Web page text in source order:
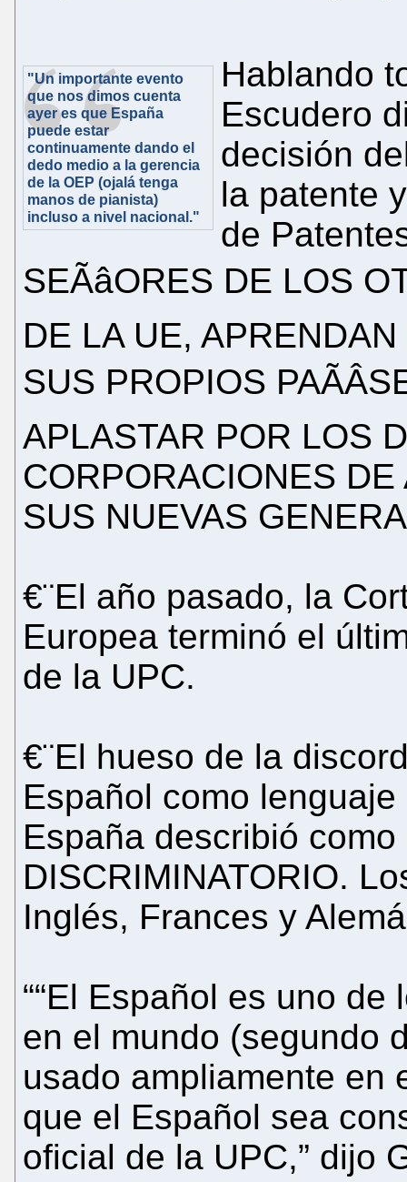
"Un importante evento
que nos dimos cuenta
ayer es que España
puede estar
continuamente dando el
dedo medio a la gerencia
de la OEP (ojalá tenga
manos de pianista)
incluso a nivel nacional."
Hablando
Escudero
decisión
la patente
de
SEÃâORES DE LOS
DE LA UE,
SUS PROPIOS
APLASTAR POR LOS
CORPORACIONES
SUS NUEVAS
€¨El año pasado, la
Europea terminó el
de la UPC.
€¨El hueso de la
Español como
España describió
DISCRIMINATORIO.
Inglés, Frances y
““El Español es uno
en el mundo (segundo
usado ampliamente en
que el Español sea
oficial de la UPC,” dijo